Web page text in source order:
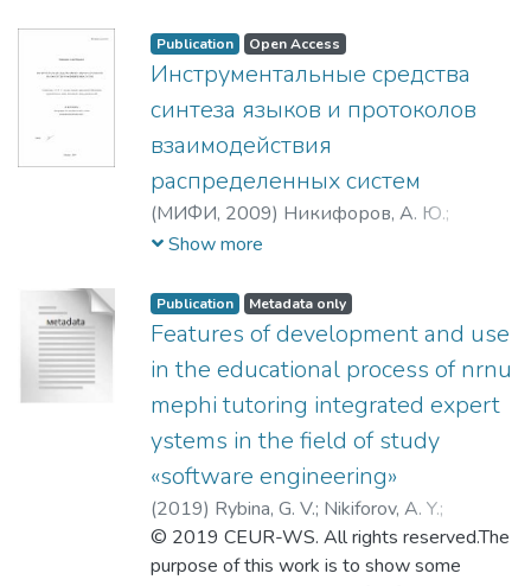
рационального сочетания двух систем:
обеспечения качества и безопасности
предприятия-изготовителя изделий
(т.е. использования доверенных
процессов) и контроля
производственных партий и образцов
готовых изделий. Это взаимодействие
реализует взаимный «трансфер
производственным процессами и
готовой продукцией – возможность
взаимно распространить доверенности
(как свойства) процессов и готовой
продукции. На стадии серийного
производства необходимо прежде
всего обеспечить стабильность
функциональных и эксплуатационных
характеристик, а также приемлемые
технико-экономические показатели
изделия при сохранении заложенных
tutoring integrated expert systems and the
creation of a single ontological space of
construction of competence-oriented
models of specialists in the field of
methods and technologies of artificial
intelligence and software engineering
obtained at the Department of Cybernetics
Publication Open Access
Инструментальные средства
синтеза языков и протоколов
взаимодействия
распределенных систем
(МИФИ, 2009) Никифоров, А. Ю.;
Никифоров, Андрей Юрьевич
Show more
Publication Metadata only
Features of development and use
in the educational process of nrnu
mephi tutoring integrated expert
ystems in the field of study
«software engineering»
(2019) Rybina, G. V.; Nikiforov, A. Y.;
Fontalina, E. S.;Sorokin, I. A.;Рыбина,
Галина Валентиновна;Никифоров,
© 2019 CEUR-WS. All rights reserved.The
purpose of this work is to show some